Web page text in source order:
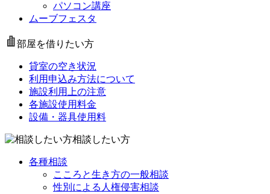
パソコン講座
ムーブフェスタ
部屋を借りたい方
貸室の空き状況
利用申込み方法について
施設利用上の注意
各施設使用料金
設備・器具使用料
相談したい方
各種相談
こころと生き方の一般相談
性別による人権侵害相談